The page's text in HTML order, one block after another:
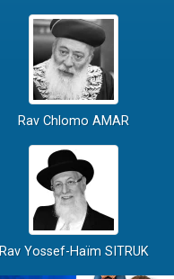
Rav Chlomo AMAR
Rav Yossef-Haïm SITRUK